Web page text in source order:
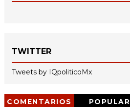
TWITTER
Tweets by IQpoliticoMx
COMENTARIOS POPULAR